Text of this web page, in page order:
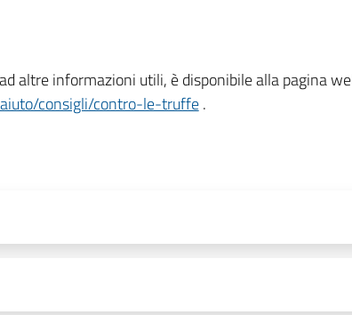
altre informazioni utili, è disponibile alla pagina
consigli/contro-le-truffe.